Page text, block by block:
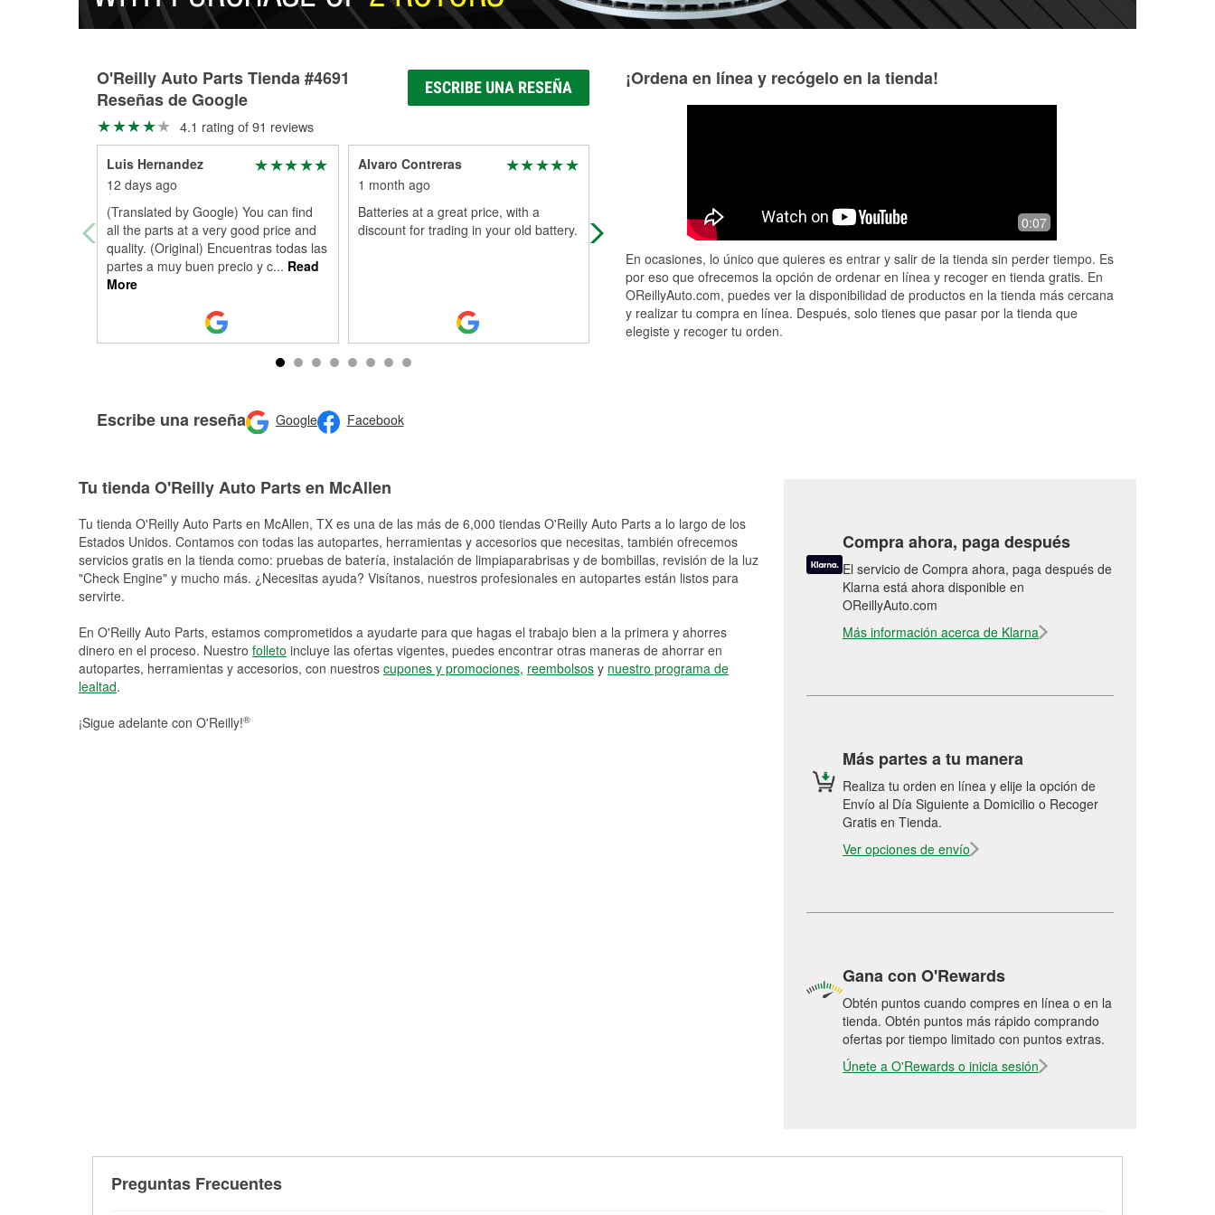
O'Reilly Auto Parts Tienda #4691
Reseñas de Google
ESCRIBE UNA RESEÑA
4.1 rating of 91 reviews
Luis Hernandez
12 days ago
(Translated by Google) You can find
all the parts at a very good price and
quality. (Original) Encuentras todas las
partes a muy buen precio y c... Read
More
Alvaro Contreras
1 month ago
Batteries at a great price, with a
discount for trading in your old battery.
Thank you O'Reilly for Claudia and
Jesus, the very best service and care.
they were extraordinary. I als...Read
More
Easy no line quick n go
Escribe una reseña Google Facebook
¡Ordena en línea y recógelo en la tienda!
0:07
En ocasiones, lo único que quieres es entrar y salir de la tienda sin perder tiempo. Es
por eso que ofrecemos la opción de ordenar en línea y recoger en tienda gratis. En
OReillyAuto.com, puedes ver la disponibilidad de productos en la tienda más cercana
y realizar tu compra en línea. Después, solo tienes que pasar por la tienda que
elegiste y recoger tu orden.
Tu tienda O'Reilly Auto Parts en McAllen
Tu tienda O'Reilly Auto Parts en McAllen, TX es una de las más de 6,000 tiendas O'Reilly Auto Parts a lo largo de los
Estados Unidos. Contamos con todas las autopartes, herramientas y accesorios que necesitas, también ofrecemos
servicios gratis en la tienda como: pruebas de batería, instalación de limpiaparabrisas y de bombillas, revisión de la luz
"Check Engine" y mucho más. ¿Necesitas ayuda? Visítanos, nuestros profesionales en autopartes están listos para
servirte.
En O'Reilly Auto Parts, estamos comprometidos a ayudarte para que hagas el trabajo bien a la primera y ahorres
dinero en el proceso. Nuestro folleto incluye las ofertas vigentes, puedes encontrar otras maneras de ahorrar en
autopartes, herramientas y accesorios, con nuestros cupones y promociones, reembolsos y nuestro programa de
lealtad.
¡Sigue adelante con O'Reilly!®
Compra ahora, paga después
El servicio de Compra ahora, paga después de
Klarna está ahora disponible en
OReillyAuto.com
Más información acerca de Klarna
Más partes a tu manera
Realiza tu orden en línea y elije la opción de
Envío al Día Siguiente a Domicilio o Recoger
Gratis en Tienda.
Ver opciones de envío
Gana con O'Rewards
Obtén puntos cuando compres en línea o en la
tienda. Obtén puntos más rápido comprando
ofertas por tiempo limitado con puntos extras.
Únete a O'Rewards o inicia sesión
Preguntas Frecuentes